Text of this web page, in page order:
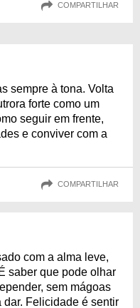
COMPARTILHAR
sempre à tona. Volta
forte como um
seguir em frente,
e conviver com a
COMPARTILHAR
com a alma leve,
saber que pode olhar
sem mágoas
dar. Felicidade é sentir